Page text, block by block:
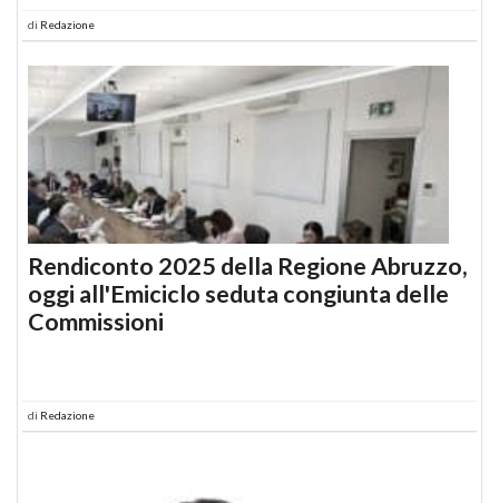
di Redazione
Rendiconto 2025 della Regione Abruzzo,
oggi all'Emiciclo seduta congiunta delle
Commissioni
di Redazione